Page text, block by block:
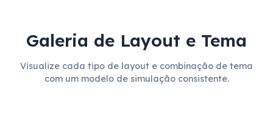
Galeria de Layout e Tema
Visualize cada tipo de layout e combinação de tema
com um modelo de simulação consistente.